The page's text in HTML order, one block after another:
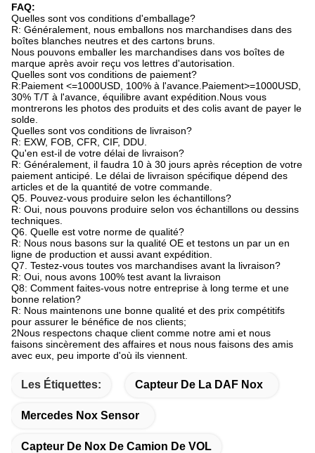
FAQ:
Quelles sont vos conditions d'emballage?
R: Généralement, nous emballons nos marchandises dans des
boîtes blanches neutres et des cartons bruns.
Nous pouvons emballer les marchandises dans vos boîtes de
marque après avoir reçu vos lettres d'autorisation.
Quelles sont vos conditions de paiement?
R:Paiement <=1000USD, 100% à l'avance.Paiement>=1000USD,
30% T/T à l'avance, équilibre avant expédition.Nous vous
montrerons les photos des produits et des colis avant de payer le
solde.
Quelles sont vos conditions de livraison?
R: EXW, FOB, CFR, CIF, DDU.
Qu'en est-il de votre délai de livraison?
R: Généralement, il faudra 10 à 30 jours après réception de votre
paiement anticipé. Le délai de livraison spécifique dépend des
articles et de la quantité de votre commande.
Q5. Pouvez-vous produire selon les échantillons?
R: Oui, nous pouvons produire selon vos échantillons ou dessins
techniques.
Q6. Quelle est votre norme de qualité?
R: Nous nous basons sur la qualité OE et testons un par un en
ligne de production et aussi avant expédition.
Q7. Testez-vous toutes vos marchandises avant la livraison?
R: Oui, nous avons 100% test avant la livraison
Q8: Comment faites-vous notre entreprise à long terme et une
bonne relation?
R: Nous maintenons une bonne qualité et des prix compétitifs
pour assurer le bénéfice de nos clients;
2Nous respectons chaque client comme notre ami et nous
faisons sincèrement des affaires et nous nous faisons des amis
avec eux, peu importe d'où ils viennent.
Les Étiquettes: Capteur De La DAF Nox
Mercedes Nox Sensor
Capteur De Nox De Camion De VOL